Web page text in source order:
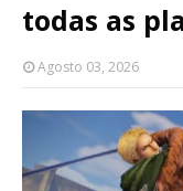
todas as
Agosto 03, 2026